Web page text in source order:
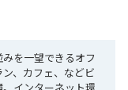
を一望できるオフ
、カフェ、などビ